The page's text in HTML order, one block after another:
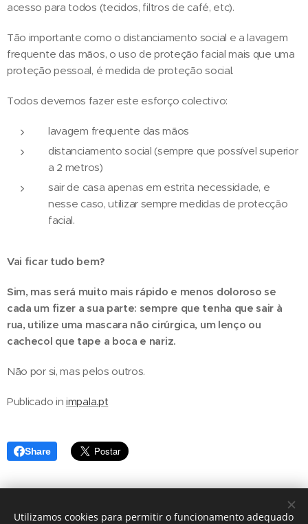
acesso para todos (tecidos, filtros de café, etc).
Tão importante como o distanciamento social e a lavagem
frequente das mãos, o uso de proteção facial mais que uma
proteção pessoal, é medida de proteção social.
Todos devemos fazer este esforço colectivo:
lavagem frequente das mãos
distanciamento social (sempre que possível superior
a 2 metros)
sair de casa apenas em estrita necessidade, e
nesse caso, utilizar sempre medidas de protecção
facial.
Vai ficar tudo bem?
Sim, mas será muito mais rápido e menos doloroso se
cada um fizer a sua parte: sempre que tenha que sair à
rua, utilize uma mascara não cirúrgica, um lenço ou
cachecol que tape a boca e nariz.
Não por si, mas pelos outros.
Publicado inimpala.pt
Share
Utilizamos cookies para permitir o funcionamento adequado